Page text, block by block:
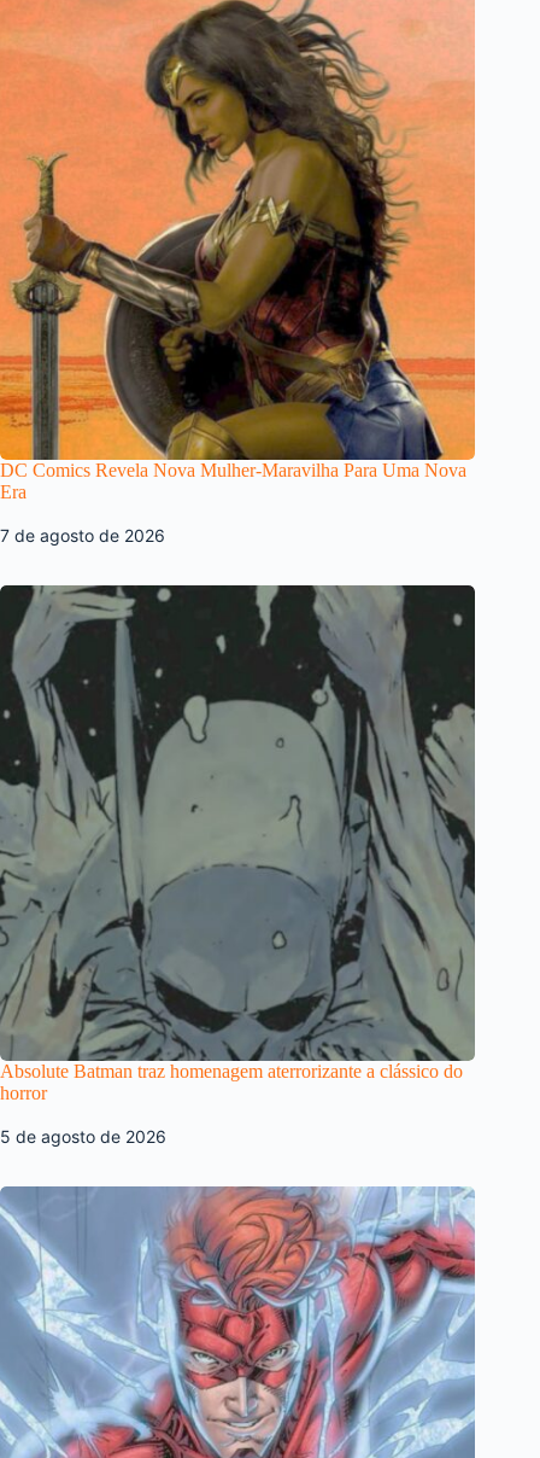
DC Comics Revela Nova Mulher-Maravilha Para Uma Nova
Era
7 de agosto de 2026
Absolute Batman traz homenagem aterrorizante a clássico do
horror
5 de agosto de 2026